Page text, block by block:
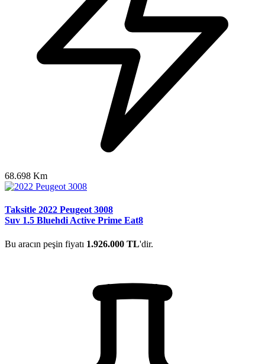
68.698 Km
Taksitle 2022 Peugeot 3008
Suv 1.5 Bluehdi Active Prime Eat8
Bu aracın peşin fiyatı 1.926.000 TL'dir.